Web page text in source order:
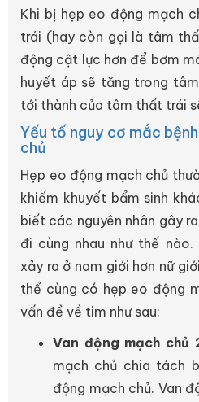
Khi bị hẹp eo động mạch
trái (hay còn gọi là tâm
động cật lực hơn để bơm
huyết áp sẽ tăng trong
tới thành của tâm thất trái
Yếu tố nguy cơ mắc
chủ
Hẹp eo động mạch chủ
khiếm khuyết bẩm sinh
biết các nguyên nhân gây
đi cùng nhau như thế
xảy ra ở nam giới hơn nữ
thể cùng có hẹp eo động
vấn đề về tim như sau:
Van động mạch chủ
mạch chủ chia tách
động mạch chủ. Van